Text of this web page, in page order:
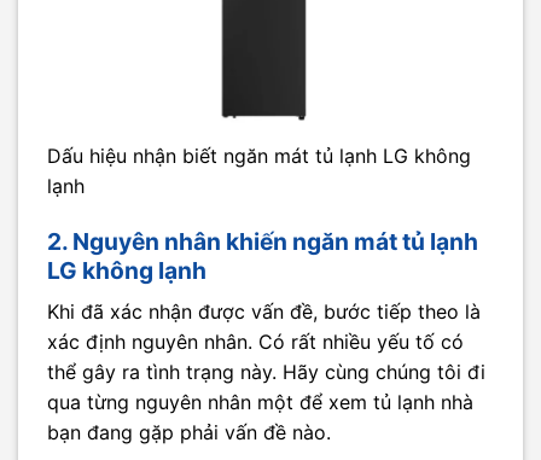
Dấu hiệu nhận biết ngăn mát tủ lạnh LG không
lạnh
2. Nguyên nhân khiến ngăn mát tủ lạnh
LG không lạnh
Khi đã xác nhận được vấn đề, bước tiếp theo là
xác định nguyên nhân. Có rất nhiều yếu tố có
thể gây ra tình trạng này. Hãy cùng chúng tôi đi
qua từng nguyên nhân một để xem tủ lạnh nhà
bạn đang gặp phải vấn đề nào.